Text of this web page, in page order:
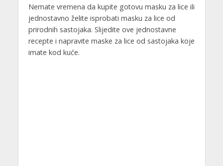
Nemate vremena da kupite gotovu masku za lice ili
jednostavno želite isprobati masku za lice od
prirodnih sastojaka. Slijedite ove jednostavne
recepte i napravite maske za lice od sastojaka koje
imate kod kuće.